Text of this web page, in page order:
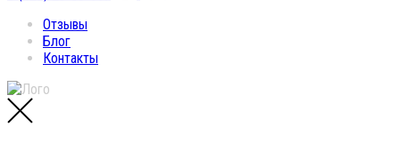
Отзывы
Блог
Контакты